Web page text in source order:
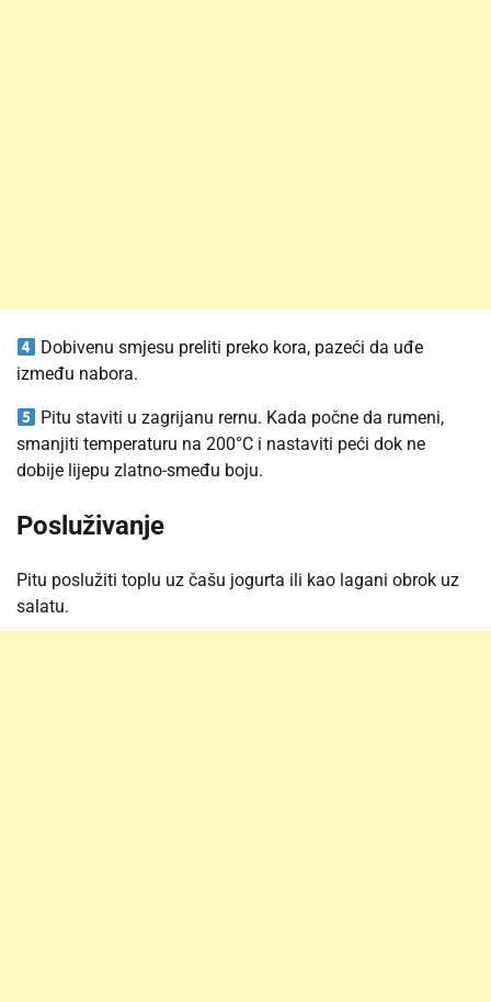
Dobivenu smjesu preliti preko kora, pazeći da uđe
između nabora.
Pitu staviti u zagrijanu rernu. Kada počne da rumeni,
smanjiti temperaturu na 200°C i nastaviti peći dok ne
dobije lijepu zlatno-smeđu boju.
Posluživanje
Pitu poslužiti toplu uz čašu jogurta ili kao lagani obrok uz
salatu.